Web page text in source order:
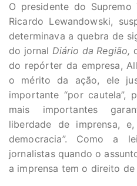
O presidente do Supremo
Ricardo Lewandowski,
determinava a quebra de
do jornal Diário da Região,
do repórter da empresa,
o mérito da ação, ele
importante “por cautela”,
mais importantes
liberdade de imprensa,
democracia”. Como a
jornalistas quando o
a imprensa tem o direito